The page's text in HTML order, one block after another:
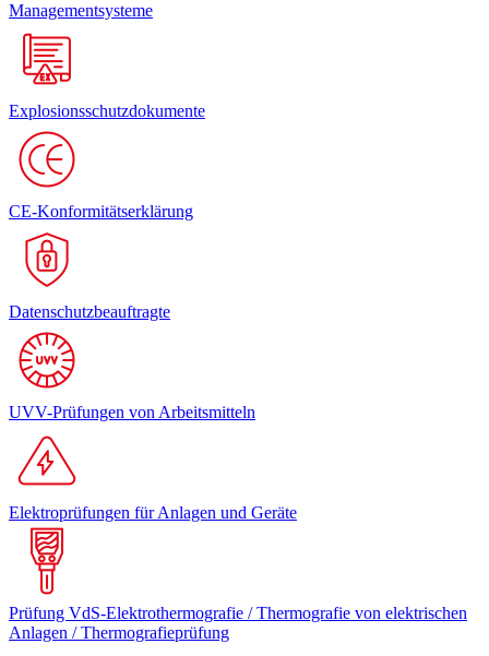
Managementsysteme
Explosionsschutzdokumente
CE-Konformitätserklärung
Datenschutzbeauftragte
UVV-Prüfungen von Arbeitsmitteln
Elektroprüfungen für Anlagen und Geräte
Prüfung VdS-Elektrothermografie / Thermografie von elektrischen
Anlagen / Thermografieprüfung